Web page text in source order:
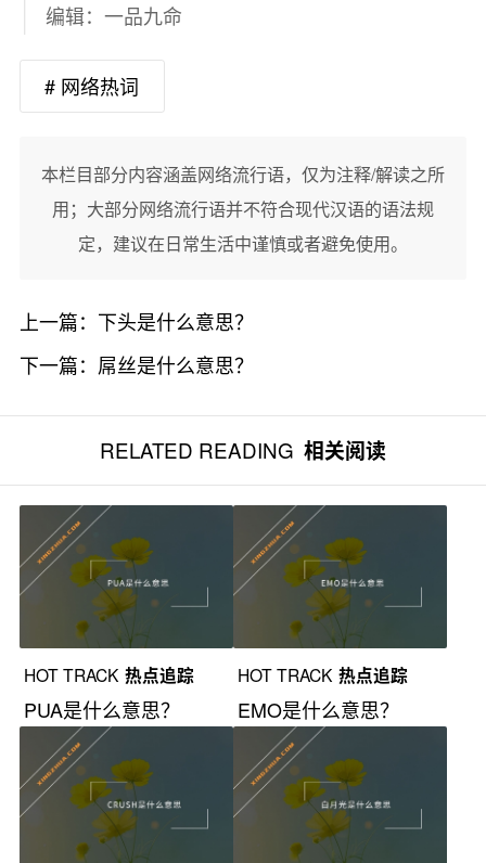
编辑：一品九命
# 网络热词
本栏目部分内容涵盖网络流行语，仅为注释/解读之所
用；大部分网络流行语并不符合现代汉语的语法规
定，建议在日常生活中谨慎或者避免使用。
上一篇： 下头是什么意思？
下一篇： 屌丝是什么意思？
RELATED READING 相关阅读
HOT TRACK 热点追踪
PUA是什么意思？
HOT TRACK 热点追踪
EMO是什么意思？